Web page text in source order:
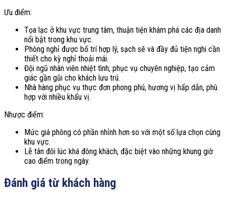
Ưu điểm:
Tọa lạc ở khu vực trung tâm, thuận tiện khám phá các địa danh
nổi bật trong khu vực.
Phòng nghỉ được bố trí hợp lý, sạch sẽ và đầy đủ tiện nghi cần
thiết cho kỳ nghỉ thoải mái.
Đội ngũ nhân viên nhiệt tình, phục vụ chuyên nghiệp, tạo cảm
giác gần gũi cho khách lưu trú.
Nhà hàng phục vụ thực đơn phong phú, hương vị hấp dẫn, phù
hợp với nhiều khẩu vị.
Nhược điểm:
Mức giá phòng có phần nhỉnh hơn so với một số lựa chọn cùng
khu vực.
Lễ tân đôi lúc khá đông khách, đặc biệt vào những khung giờ
cao điểm trong ngày.
Đánh giá từ khách hàng